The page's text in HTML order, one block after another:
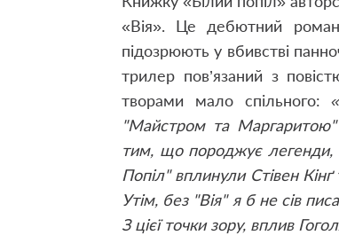
«Вія». Це дебютний
підозрюють у вбивстві
трилер пов’язаний з
творами мало спільного:
"Майстром та Маргаритою"
тим, що породжує легенди,
Попіл" вплинули Стівен
Утім, без "Вія" я б не сів
З цієї точки зору, вплив